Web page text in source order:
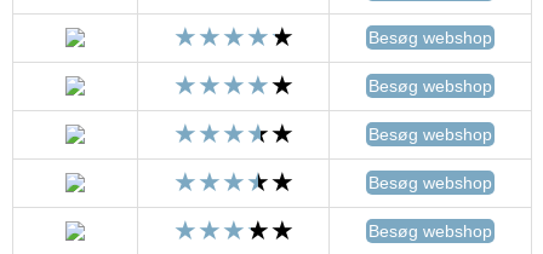
Besøg webshop
Besøg webshop
Besøg webshop
Besøg webshop
Besøg webshop